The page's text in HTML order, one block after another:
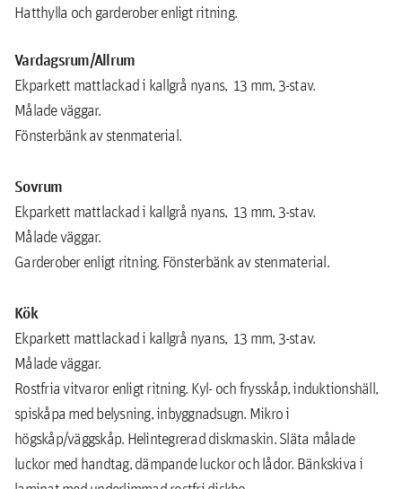
Hatthylla och garderober enligt ritning.
Vardagsrum/Allrum
Ekparkett mattlackad i kallgrå nyans, 13 mm, 3-stav.
Målade väggar.
Fönsterbänk av stenmaterial.
Sovrum
Ekparkett mattlackad i kallgrå nyans, 13 mm, 3-stav.
Målade väggar.
Garderober enligt ritning. Fönsterbänk av stenmaterial.
Kök
Ekparkett mattlackad i kallgrå nyans, 13 mm, 3-stav.
Målade väggar.
Rostfria vitvaror enligt ritning. Kyl- och frysskåp, induktionshäll,
spiskåpa med belysning, inbyggnadsugn. Mikro i
högskåp/väggskåp. Helintegrerad diskmaskin. Släta målade
luckor med handtag, dämpande luckor och lådor. Bänkskiva i